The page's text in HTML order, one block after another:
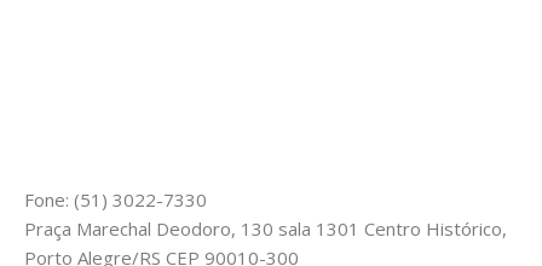
Fone: (51) 3022-7330
Praça Marechal Deodoro, 130 sala 1301 Centro Histórico,
Porto Alegre/RS CEP 90010-300